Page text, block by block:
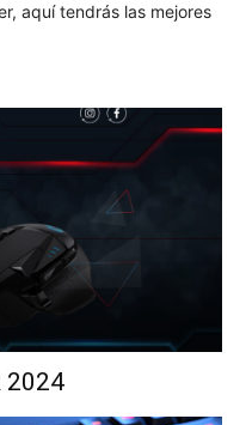
aquí tendrás las mejores
2024